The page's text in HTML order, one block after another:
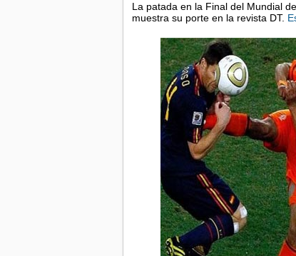
La patada en la Final del Mundial
muestra su porte en la revista DT.